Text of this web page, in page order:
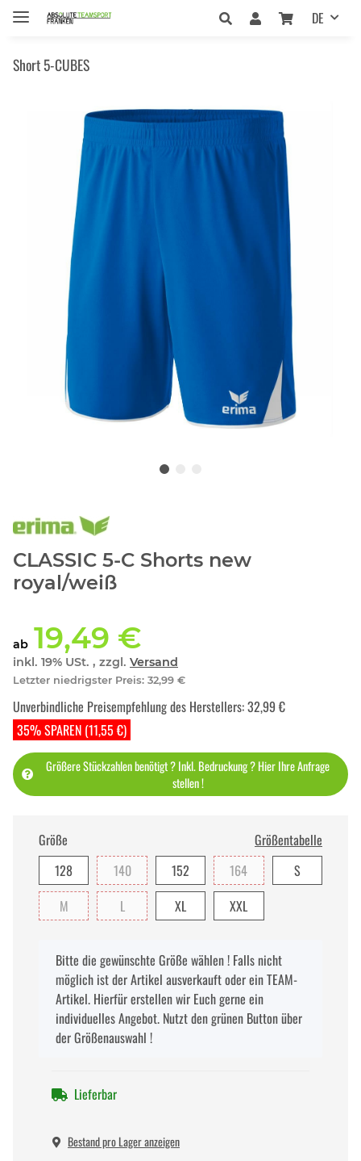
DE
Short 5-CUBES
CLASSIC 5-C Shorts new
royal/weiß
ab 19,49 €
inkl. 19% USt. , zzgl. Versand
Letzter niedrigster Preis: 32,99 €
35% SPAREN (11,55 €)
Unverbindliche Preisempfehlung des Herstellers:32,99 €
Größere Stückzahlen benötigt ? Inkl. Bedruckung ? Hier Ihre Anfrage
stellen !
Größe
Größentabelle
128
140 152 164
S
M
L XL XXL
xBitte die gewünschte Größe wählen ! Falls nicht
möglich ist der Artikel ausverkauft oder ein TEAM-
Artikel. Hierfür erstellen wir Euch gerne ein
individuelles Angebot. Nutzt den grünen Button über
der Größenauswahl !
Lieferbar
Bestand pro Lager anzeigen